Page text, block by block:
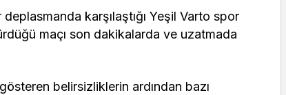
karşılaştığı Yeşil Varto spor
maçı son dakikalarda ve uzatmada
belirsizliklerin ardından bazı